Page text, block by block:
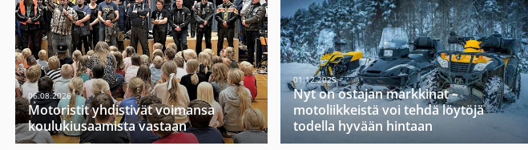
06.08.2026
Motoristit yhdistivät voimansa
koulukiusaamista vastaan
01.12.2025
Nyt on ostajan markkinat –
motoliikkeistä voi tehdä löytöjä
todella hyvään hintaan